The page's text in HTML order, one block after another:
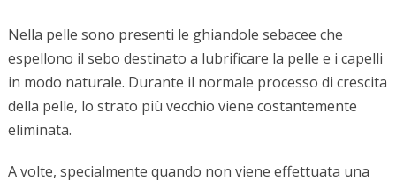
Nella pelle sono presenti le ghiandole sebacee che
espellono il sebo destinato a lubrificare la pelle e i capelli
in modo naturale. Durante il normale processo di crescita
della pelle, lo strato più vecchio viene costantemente
eliminata.
A volte, specialmente quando non viene effettuata una